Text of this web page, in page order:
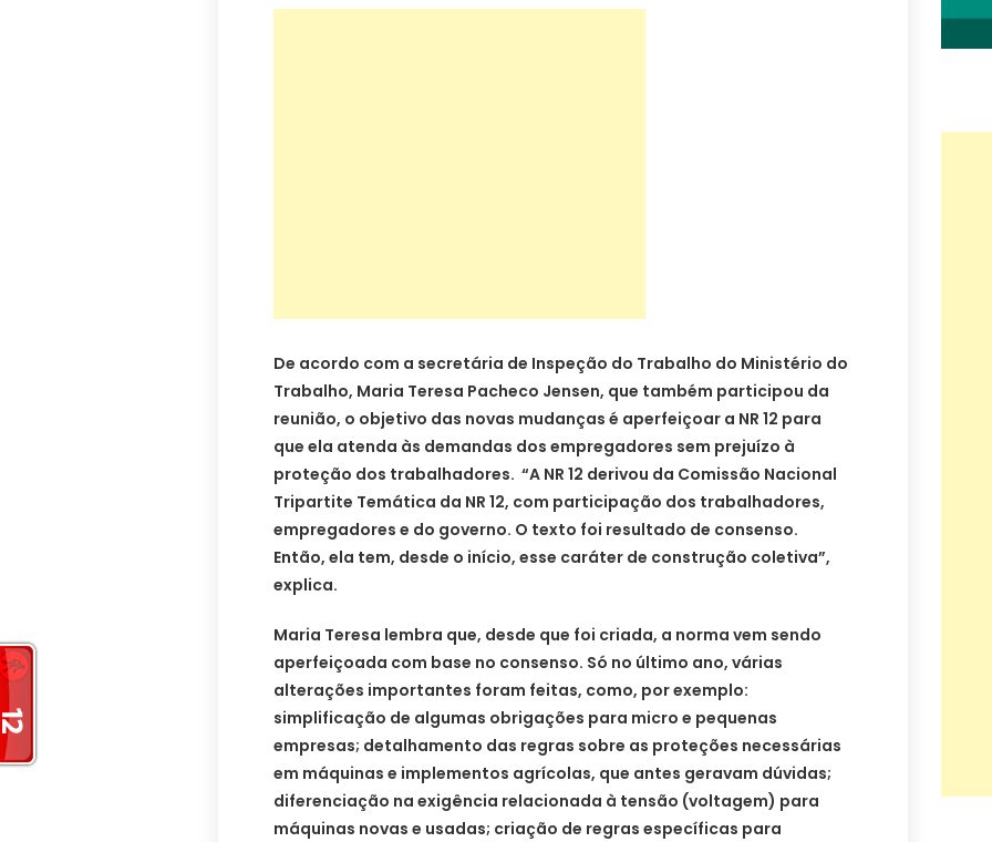
De acordo com a secretária de Inspeção do Trabalho do Ministério do
Trabalho, Maria Teresa Pacheco Jensen, que também participou da
reunião, o objetivo das novas mudanças é aperfeiçoar a NR 12 para
que ela atenda às demandas dos empregadores sem prejuízo à
proteção dos trabalhadores. “A NR 12 derivou da Comissão Nacional
Tripartite Temática da NR 12, com participação dos trabalhadores,
empregadores e do governo. O texto foi resultado de consenso.
Então, ela tem, desde o início, esse caráter de construção coletiva”,
explica.
Maria Teresa lembra que, desde que foi criada, a norma vem sendo
aperfeiçoada com base no consenso. Só no último ano, várias
alterações importantes foram feitas, como, por exemplo:
simplificação de algumas obrigações para micro e pequenas
empresas; detalhamento das regras sobre as proteções necessárias
em máquinas e implementos agrícolas, que antes geravam dúvidas;
diferenciação na exigência relacionada à tensão (voltagem) para
máquinas novas e usadas; criação de regras específicas para